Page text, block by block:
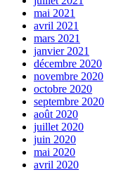
mai 2021
avril 2021
mars 2021
janvier 2021
décembre 2020
novembre 2020
octobre 2020
septembre 2020
août 2020
juillet 2020
juin 2020
mai 2020
avril 2020